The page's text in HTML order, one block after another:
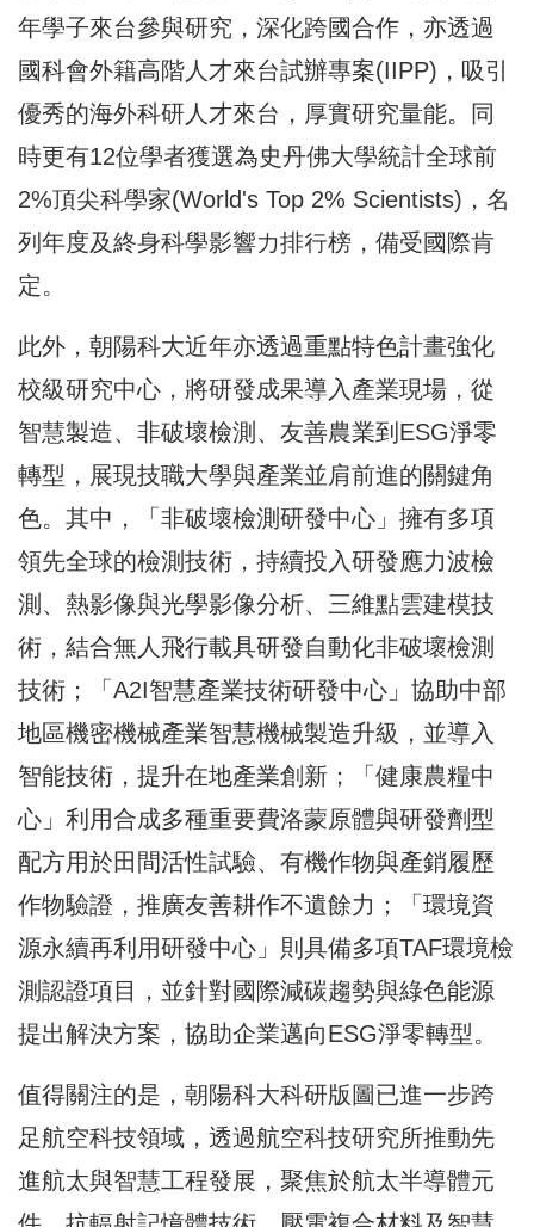
年學子來台參與研究，深化跨國合作，亦透過
國科會外籍高階人才來台試辦專案(IIPP)，吸引
優秀的海外科研人才來台，厚實研究量能。同
時更有12位學者獲選為史丹佛大學統計全球前
2%頂尖科學家(World's Top 2% Scientists)，名
列年度及終身科學影響力排行榜，備受國際肯
定。
此外，朝陽科大近年亦透過重點特色計畫強化
校級研究中心，將研發成果導入產業現場，從
智慧製造、非破壞檢測、友善農業到ESG淨零
轉型，展現技職大學與產業並肩前進的關鍵角
色。其中，「非破壞檢測研發中心」擁有多項
領先全球的檢測技術，持續投入研發應力波檢
測、熱影像與光學影像分析、三維點雲建模技
術，結合無人飛行載具研發自動化非破壞檢測
技術；「A2I智慧產業技術研發中心」協助中部
地區機密機械產業智慧機械製造升級，並導入
智能技術，提升在地產業創新；「健康農糧中
心」利用合成多種重要費洛蒙原體與研發劑型
配方用於田間活性試驗、有機作物與產銷履歷
作物驗證，推廣友善耕作不遺餘力；「環境資
源永續再利用研發中心」則具備多項TAF環境檢
測認證項目，並針對國際減碳趨勢與綠色能源
提出解決方案，協助企業邁向ESG淨零轉型。
值得關注的是，朝陽科大科研版圖已進一步跨
足航空科技領域，透過航空科技研究所推動先
進航太與智慧工程發展，聚焦於航太半導體元